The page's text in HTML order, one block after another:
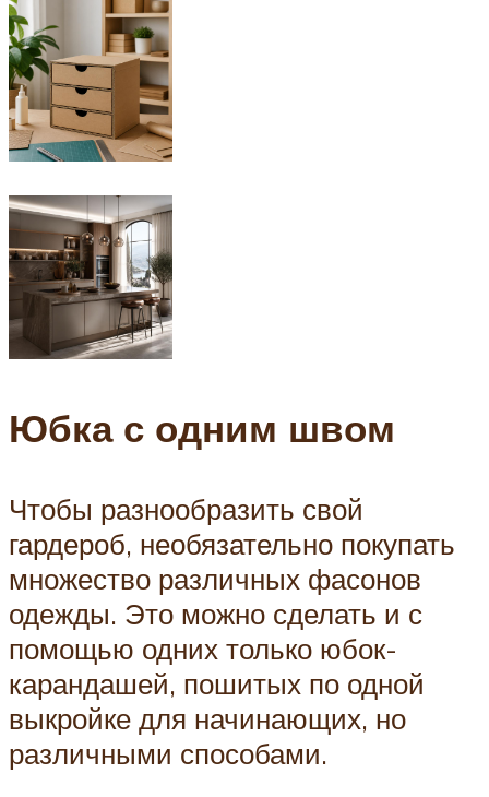
Юбка с одним швом
Чтобы разнообразить свой
гардероб, необязательно покупать
множество различных фасонов
одежды. Это можно сделать и с
помощью одних только юбок-
карандашей, пошитых по одной
выкройке для начинающих, но
различными способами.